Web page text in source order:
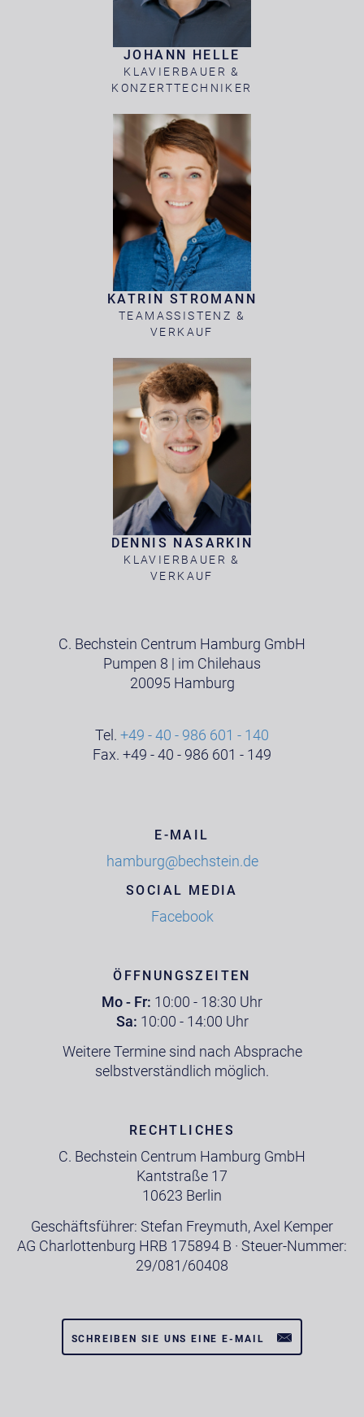
JOHANN HELLE
KLAVIERBAUER &
KONZERTTECHNIKER
KATRIN STROMANN
TEAMASSISTENZ &
VERKAUF
DENNIS NASARKIN
KLAVIERBAUER &
VERKAUF
C. Bechstein Centrum Hamburg GmbH
Pumpen 8 | im Chilehaus
20095 Hamburg
Tel. +49 - 40 - 986 601 - 140
Fax. +49 - 40 - 986 601 - 149
E-MAIL
hamburg@bechstein.de
SOCIAL MEDIA
Facebook
ÖFFNUNGSZEITEN
Mo - Fr: 10:00 - 18:30 Uhr
Sa: 10:00 - 14:00 Uhr
Weitere Termine sind nach Absprache
selbstverständlich möglich.
RECHTLICHES
C. Bechstein Centrum Hamburg GmbH
Kantstraße 17
10623 Berlin
Geschäftsführer: Stefan Freymuth, Axel Kemper
AG Charlottenburg HRB 175894 B · Steuer-Nummer:
29/081/60408
SCHREIBEN SIE UNS EINE E-MAIL